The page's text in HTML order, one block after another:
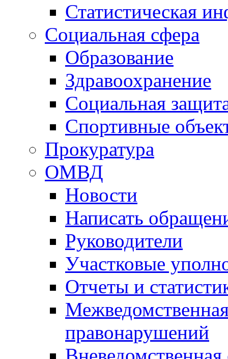
Статистическая
Социальная сфера
Образование
Здравоохранение
Социальная
Спортивные
Прокуратура
ОМВД
Новости
Написать
Руководители
Участковые
Отчеты и
правонарушений